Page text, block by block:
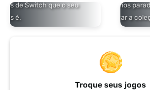
de Switch que o seu
é.
Tem jogos, consoles ou acessórios
quer usar de crédito para renovar a
Troque seus jogos